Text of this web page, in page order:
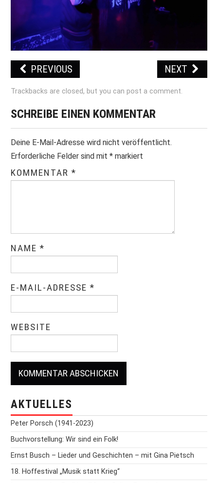
PRINT & CDS
IMPRESSUM
PREVIOUS NEXT
Trackbacks are closed, but you canpost a comment.
SCHREIBE EINEN KOMMENTAR
Deine E-Mail-Adresse wird nicht veröffentlicht.
Erforderliche Felder sind mit* markiert
KOMMENTAR*
NAME*
E-MAIL-ADRESSE*
WEBSITE
AKTUELLES
Peter Porsch (1941-2023)
Buchvorstellung: Wir sind ein Folk!
Ernst Busch – Lieder und Geschichten – mit Gina Pietsch
18. Hoffestival „Musik statt Krieg“